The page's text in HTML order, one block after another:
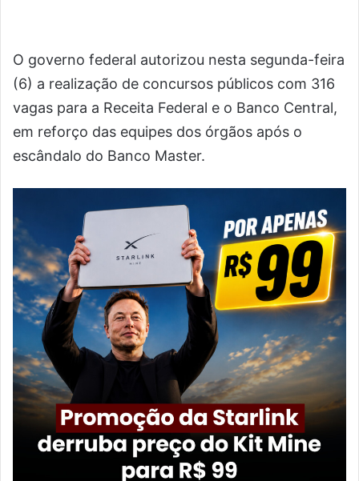
O governo federal autorizou nesta segunda-feira
(6) a realização de concursos públicos com 316
vagas para a Receita Federal e o Banco Central,
em reforço das equipes dos órgãos após o
escândalo do Banco Master.